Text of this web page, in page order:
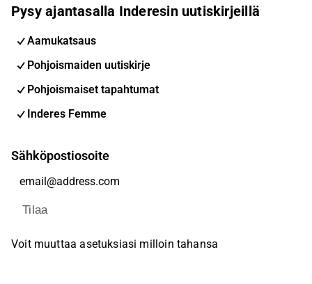
Pysy ajantasalla Inderesin uutiskirjeillä
Aamukatsaus
Pohjoismaiden uutiskirje
Pohjoismaiset tapahtumat
Inderes Femme
Sähköpostiosoite
Tilaa
Voit muuttaa asetuksiasi milloin tahansa